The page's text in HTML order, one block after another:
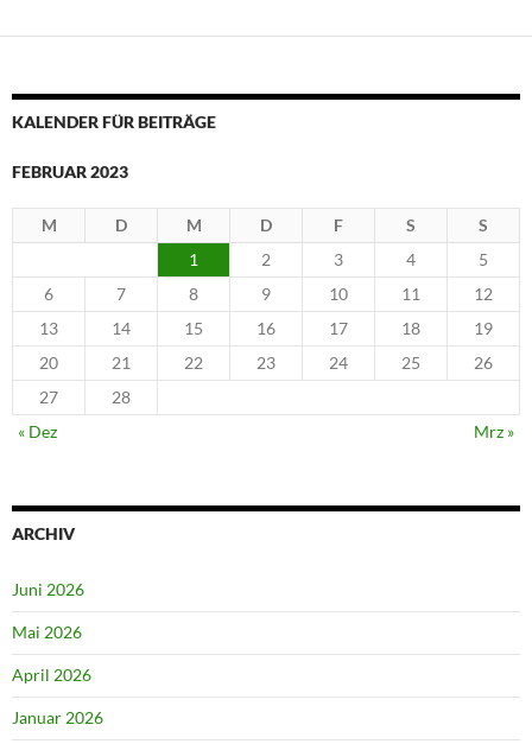
KALENDER FÜR BEITRÄGE
FEBRUAR 2023
M D M D F S
S
1
2 3 4
5
6
7 8 9 10 11
12
13
14 15 16 17 18
19
20
21 22 23 24 25
26
27
28
« Dez
Mrz »
ARCHIV
Juni 2026
Mai 2026
April 2026
Januar 2026